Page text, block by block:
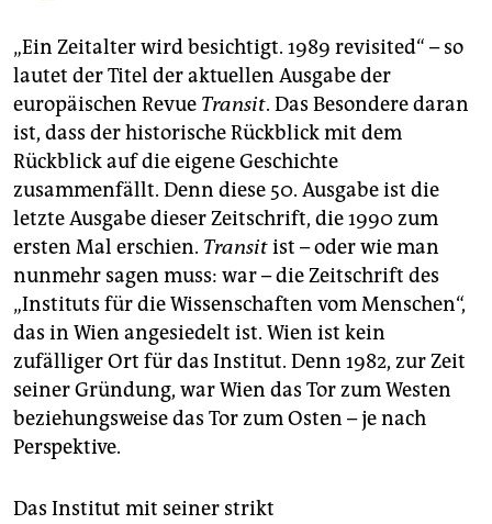
unterstützen
abo
genossenschaft
epaper login
„Ein Zeitalter wird besichtigt. 1989 revisited“ – so
lautet der Titel der aktuellen Ausgabe der
europäischen Revue Transit. Das Besondere daran
ist, dass der historische Rückblick mit dem
Rückblick auf die eigene Geschichte
zusammenfällt. Denn diese 50. Ausgabe ist die
letzte Ausgabe dieser Zeitschrift, die 1990 zum
ersten Mal erschien. Transitist – oder wie man
nunmehr sagen muss: war – die Zeitschrift des
„Instituts für die Wissenschaften vom Menschen“,
das in Wien angesiedelt ist. Wien ist kein
zufälliger Ort für das Institut. Denn 1982, zur Zeit
seiner Gründung, war Wien das Tor zum Westen
beziehungsweise das Tor zum Osten – je nach
Perspektive.
Das Institut mit seiner strikt